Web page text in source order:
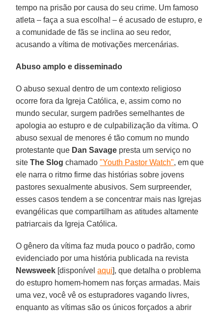
tempo na prisão por causa do seu crime. Um famoso
atleta – faça a sua escolha! – é acusado de estupro, e
a comunidade de fãs se inclina ao seu redor,
acusando a vítima de motivações mercenárias.
Abuso amplo e disseminado
O abuso sexual dentro de um contexto religioso
ocorre fora da Igreja Católica, e, assim como no
mundo secular, surgem padrões semelhantes de
apologia ao estupro e de culpabilização da vítima. O
abuso sexual de menores é tão comum no mundo
protestante que Dan Savage presta um serviço no
siteThe Slog chamado "Youth Pastor Watch", em que
ele narra o ritmo firme das histórias sobre jovens
pastores sexualmente abusivos. Sem surpreender,
esses casos tendem a se concentrar mais nas Igrejas
evangélicas que compartilham as atitudes altamente
patriarcais da Igreja Católica.
O gênero da vítima faz muda pouco o padrão, como
evidenciado por uma história publicada na revista
Newsweek [disponívelaqui], que detalha o problema
do estupro homem-homem nas forças armadas. Mais
uma vez, você vê os estupradores vagando livres,
enquanto as vítimas são os únicos forçados a abrir